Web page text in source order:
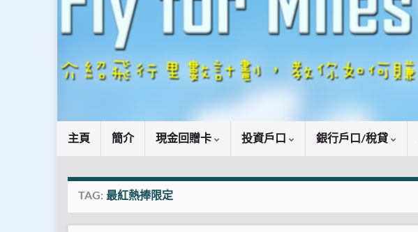
主頁 簡介 現金回贈卡 投資戶口 銀行戶口/稅貸
TAG: 最紅熱捧限定